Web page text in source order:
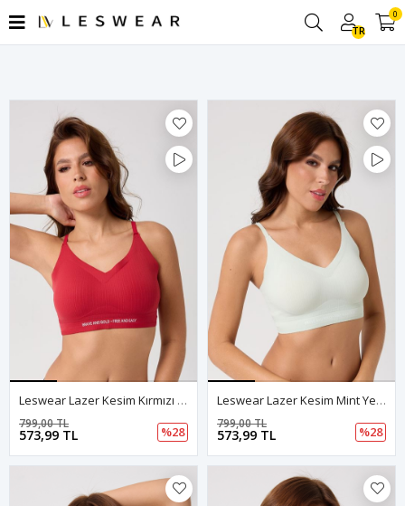
TR
0
Filtrele
Leswear Lazer Kesim Kırmızı Renk Sütyen | Şıklık Ve Rahatlık Bir Arada
573,99 TL
799,00 TL
%28
Leswear Lazer Kesim Mint Yeşili Renk Sütyen – Dikişsiz Konfor
573,99 TL
799,00 TL
%28